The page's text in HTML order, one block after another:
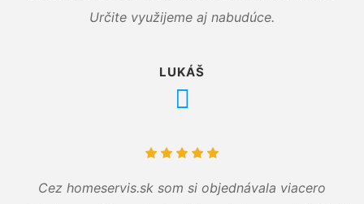
Určite využijeme aj nabudúce.
LUKÁŠ
Cez homeservis.sk som si objednávala viacero